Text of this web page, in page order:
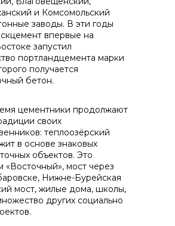
и Комсомольский
заводы. В эти годы
впервые на
запустил
портландцемента марки
получается
бетон.
цементники продолжают
своих
теплоозёрский
в основе знаковых
объектов. Это
«Восточный», мост через
Нижне-Бурейская
мост, жилые дома, школы,
других социально